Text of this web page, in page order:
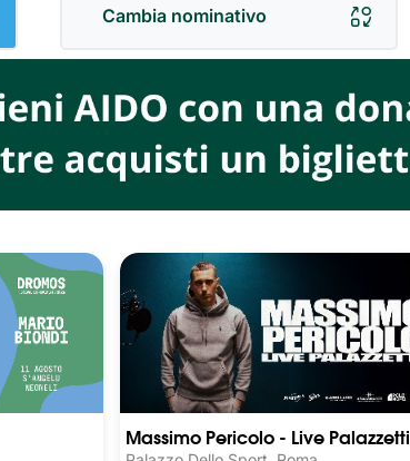
Massimo Pericolo - Live Palazzetti
Cambia nominativo